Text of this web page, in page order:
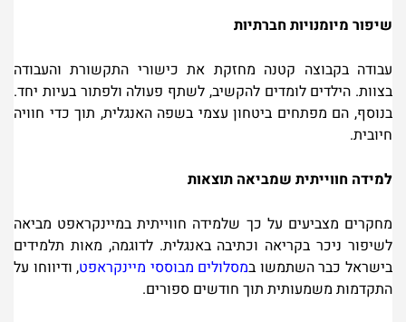
שיפור מיומנויות חברתיות
עבודה בקבוצה קטנה מחזקת את כישורי התקשורת והעבודה
בצוות. הילדים לומדים להקשיב, לשתף פעולה ולפתור בעיות יחד.
בנוסף, הם מפתחים ביטחון עצמי בשפה האנגלית, תוך כדי חוויה
חיובית.
למידה חווייתית שמביאה תוצאות
מחקרים מצביעים על כך שלמידה חווייתית במיינקראפט מביאה
לשיפור ניכר בקריאה וכתיבה באנגלית. לדוגמה, מאות תלמידים
בישראל כבר השתמשו במסלולים מבוססי מיינקראפט, ודיווחו על
התקדמות משמעותית תוך חודשים ספורים.